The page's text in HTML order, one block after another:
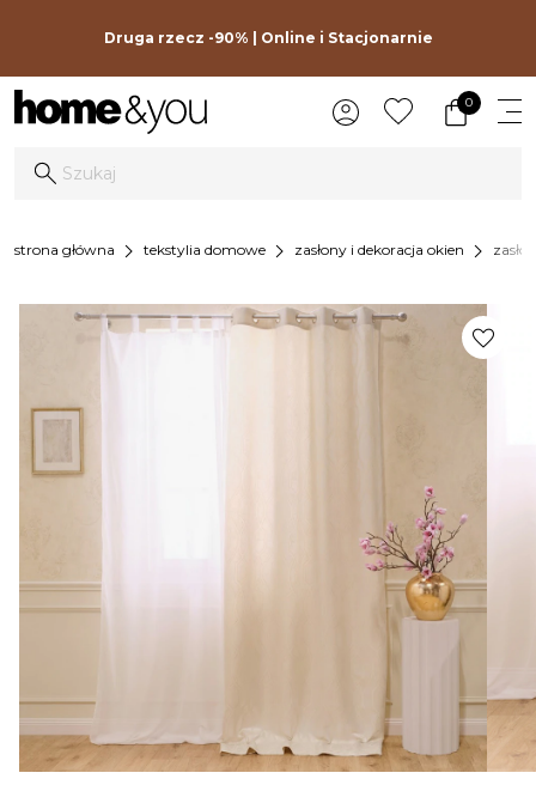
Druga rzecz -90% | Online i Stacjonarnie
0
strona główna chevron_right tekstylia domowe chevron_right zasłony i dekoracja okien chevron_right
favorite